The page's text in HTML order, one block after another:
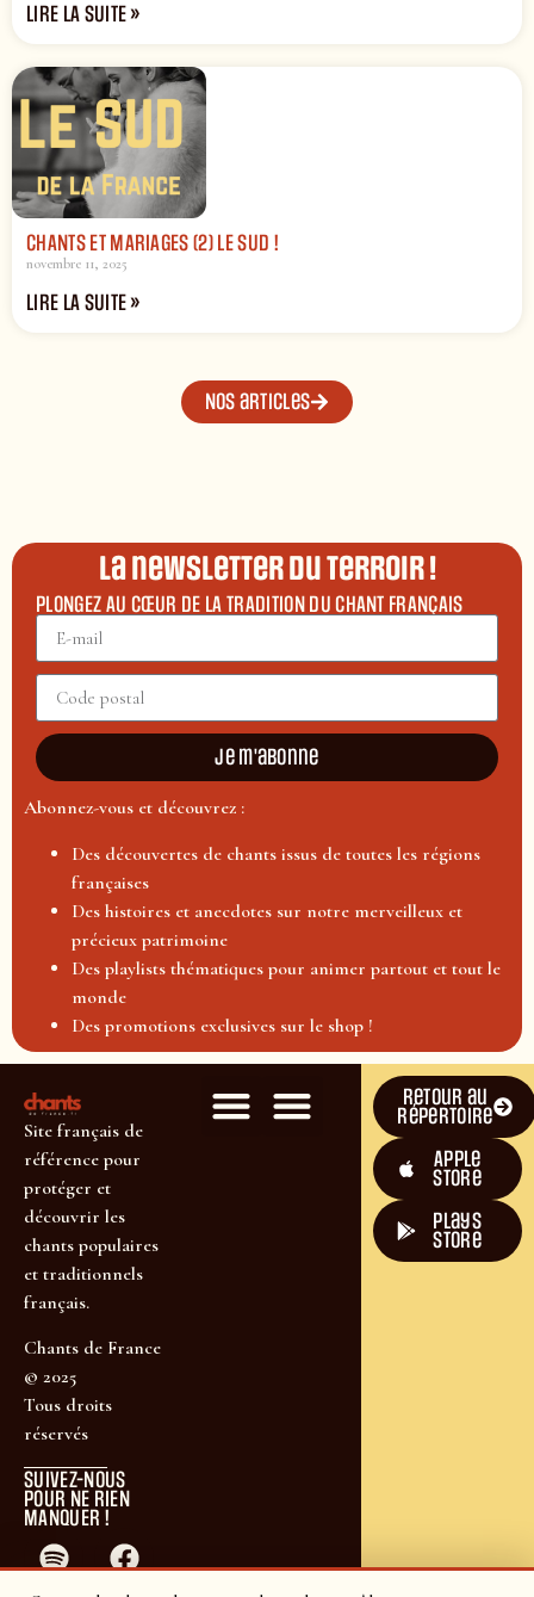
LIRE LA SUITE »
CHANTS ET MARIAGES (2) LE SUD !
novembre 11, 2025
LIRE LA SUITE »
Nos articles
La newsletter du terroir !
PLONGEZ AU CŒUR DE LA TRADITION DU CHANT FRANÇAIS
Je m'abonne
Abonnez-vous et découvrez :
Des découvertes de chants issus de toutes les régions
françaises
Des histoires et anecdotes sur notre merveilleux et
précieux patrimoine
Des playlists thématiques pour animer partout et tout le
monde
Des promotions exclusives sur le shop !
Site français de
référence pour
protéger et
découvrir les
chants populaires
et traditionnels
français.
Chants de France
© 2025
Tous droits
réservés
SUIVEZ-NOUS
POUR NE RIEN
MANQUER !
Retour au
répertoire
Apple
Store
plays
store